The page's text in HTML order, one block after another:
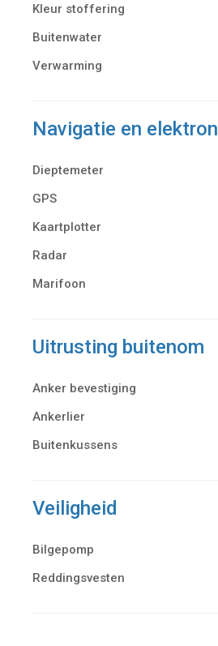
Kleur stoffering
Buitenwater
Verwarming
Navigatie en
Dieptemeter
GPS
Kaartplotter
Radar
Marifoon
Uitrusting buitenom
Anker bevestiging
Ankerlier
Buitenkussens
Veiligheid
Bilgepomp
Reddingsvesten